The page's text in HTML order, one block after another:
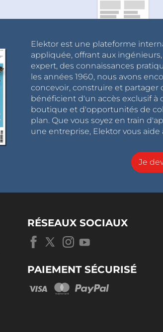
Elektor est une plateforme
appliquée, offrant aux
expert, des connaissances
les années 1960, nous avons
concevoir, construire et partager
bénéficient d'un accès exclusif à
boutique et d'opportunités de
plan. Que vous soyez en train
une entreprise, Elektor vous
Je
RÉSEAUX SOCIAUX
PAIEMENT SÉCURISÉ